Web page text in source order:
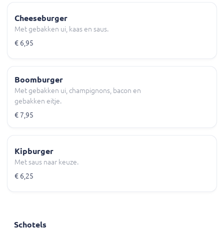
Cheeseburger
Met gebakken ui, kaas en saus.
€ 6,95
Boomburger
Met gebakken ui, champignons, bacon en
gebakken eitje.
€ 7,95
Kipburger
Met saus naar keuze.
€ 6,25
Schotels